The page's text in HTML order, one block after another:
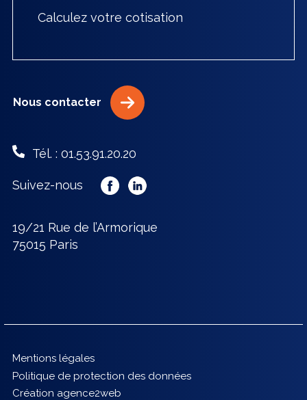
Calculez votre cotisation
Nous contacter
Tél. : 01.53.91.20.20
Suivez-nous
19/21 Rue de l’Armorique
75015 Paris
Mentions légales
Politique de protection des données
Création agence2web